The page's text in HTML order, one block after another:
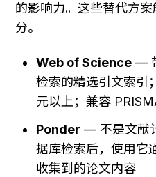
的影响力。这些替代方
分。
Web of Science —
检索的精选引文索引
元以上；兼容
Ponder — 不是文献
据库检索后，使用它
收集到的论文内容